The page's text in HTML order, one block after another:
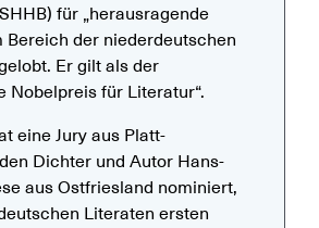
für „herausragende
Bereich der niederdeutschen
Er gilt als der
Nobelpreis für Literatur“.
eine Jury aus Platt-
Dichter und Autor Hans-
aus Ostfriesland nominiert,
Literaten ersten